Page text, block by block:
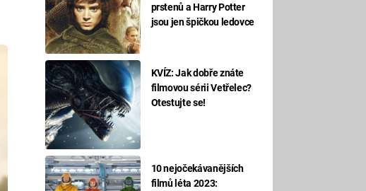
prstenů a Harry Potter
jsou jen špičkou ledovce
KVÍZ: Jak dobře znáte
filmovou sérii Vetřelec?
Otestujte se!
10 nejočekávanějších
filmů léta 2023: